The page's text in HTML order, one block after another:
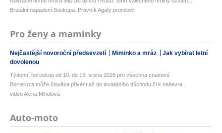
Brutální napadení Soukupa. Právník Agáty promluvil
Pro ženy a maminky
Nejčastější novoroční předsevzetí Miminko a mráz
Jak vybírat letní
dovolenou
Týdenní horoskop od 10. do 16. srpna 2026 pro všechna znamení
Borrelióza může člověka přivést až do invalidního důchodu či k sebevra...
video Alena Mihulová
Auto-moto